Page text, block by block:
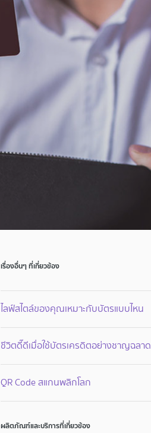
เรื่องอื่นๆ ที่เกี่ยวข้อง
ไลฟ์สไตล์ของคุณเหมาะกับบัตรแบบไหน
ชีวิตดี๊ดีเมื่อใช้บัตรเครดิตอย่างชาญฉลาด
QR Code สแกนพลิกโลก
ผลิตภัณฑ์และบริการที่เกี่ยวข้อง